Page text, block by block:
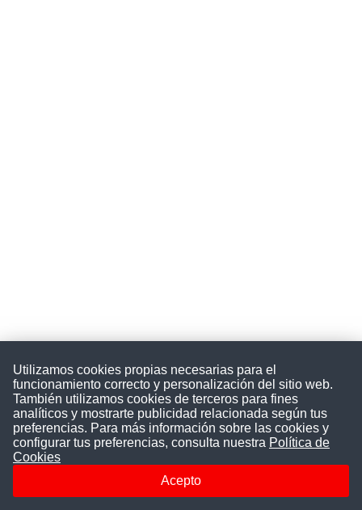
ConvocatoriasDeTrabajo.com es una plataforma informativa
Utilizamos cookies propias necesarias para el
funcionamiento correcto y personalización del sitio web.
También utilizamos cookies de terceros para fines
analíticos y mostrarte publicidad relacionada según tus
preferencias. Para más información sobre las cookies y
configurar tus preferencias, consulta nuestra Política de
Cookies
Acepto